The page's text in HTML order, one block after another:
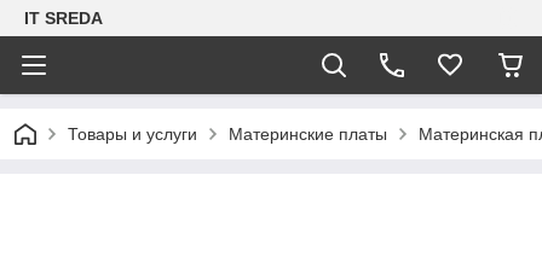
IT SREDA
Товары и услуги Материнские платы Материнская